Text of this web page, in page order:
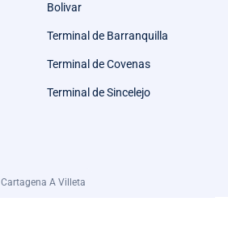
Bolivar
Terminal de Barranquilla
Terminal de Covenas
Terminal de Sincelejo
Cartagena A Villeta